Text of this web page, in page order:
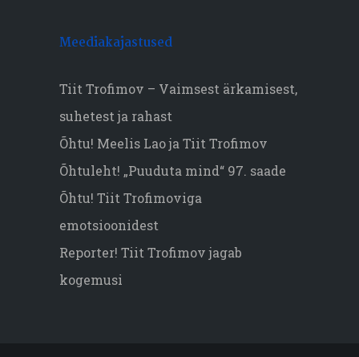
Meediakajastused
Tiit Trofimov – Vaimsest ärkamisest,
suhetest ja rahast
Õhtu! Meelis Lao ja Tiit Trofimov
Õhtuleht! „Puuduta mind“ 97. saade
Õhtu! Tiit Trofimoviga
emotsioonidest
Reporter! Tiit Trofimov jagab
kogemusi